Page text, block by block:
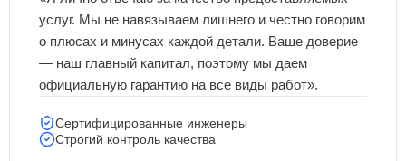
услуг. Мы не навязываем лишнего и честно говорим
о плюсах и минусах каждой детали. Ваше доверие
— наш главный капитал, поэтому мы даем
официальную гарантию на все виды работ».
Сертифицированные инженеры
Строгий контроль качества